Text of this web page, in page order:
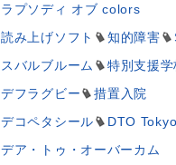
ラプソディ オブ colors
読み上げソフト
知的障害
スバルブルーム
特別支援学
デフラグビー
措置入院
デコペタシール
DTO Tokyo
デア・トゥ・オーバーカム